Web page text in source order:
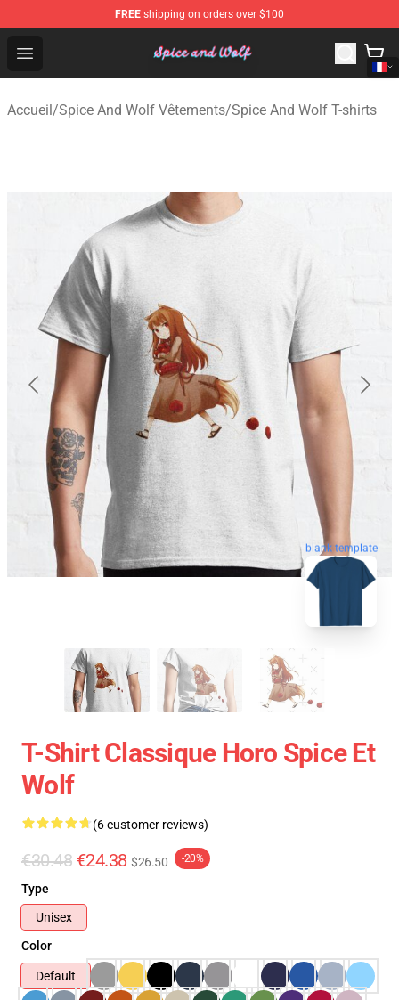
FREE shipping on orders over $100
Open menu
Spice And Wolf Store - Official Spice And Wolf
Accueil/Spice And Wolf Vêtements/Spice And Wolf T-shirts
blank template
T-Shirt Classique Horo Spice Et
Wolf
(6 customer reviews)
€30.48 €24.38 $26.50 -20%
Type
Unisex
Color
Default